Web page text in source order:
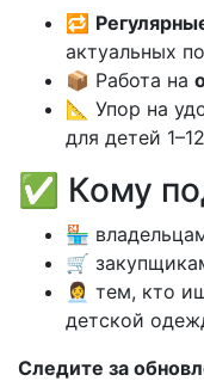
🔁
актуальных
📦 Работа на
📐 Упор на
для детей
✅ Кому
🏪
🛒
👩‍💼 тем, кто
детской
Следите за